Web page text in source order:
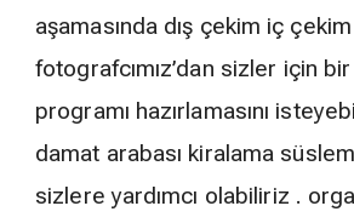
aşamasında dış çekim iç
fotografcımız’dan sizler için
programı hazırlamasını
damat arabası kiralama
sizlere yardımcı olabiliriz .